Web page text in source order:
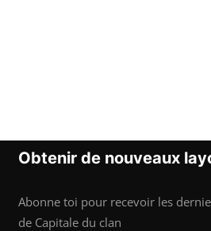
Obtenir de nouveaux
Abonne toi pour recevoir les
de Capitale du clan